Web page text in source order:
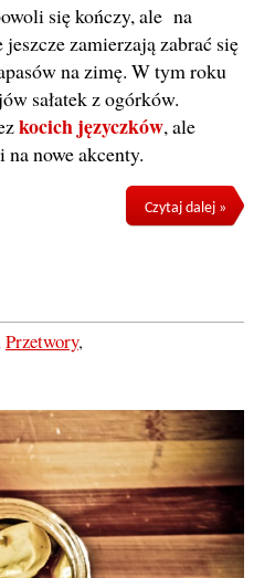
się kończy, ale na
zamierzają zabrać się
na zimę. W tym roku
sałatek z ogórków.
kocich języczków, ale
nowe akcenty.
Czytaj dalej »
Przetwory,